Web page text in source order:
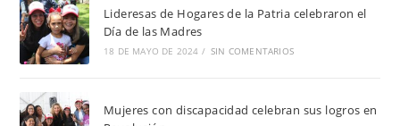
Lideresas de Hogares de la Patria celebraron el
Día de las Madres
18 DE MAYO DE 2024 / SIN COMENTARIOS
Mujeres con discapacidad celebran sus logros en